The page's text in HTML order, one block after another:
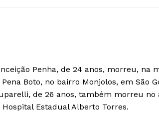
Penha, de 24 anos, morreu, na
Boto, no bairro Monjolos, em São
de 26 anos, também morreu
Estadual Alberto Torres.